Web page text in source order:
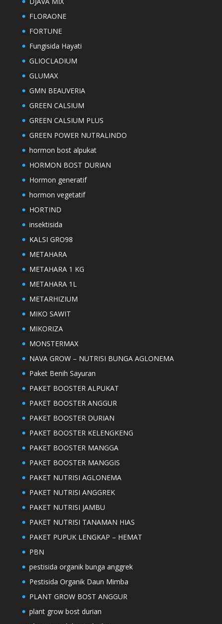
FLORAONE
FORTUNE
Fungisida Hayati
GLIOCLADIUM
GLUMAX
GMN BEAUVERIA
GREEN CALSIUM
GREEN CALSIUM PLUS
GREEN POWER NUTRALINDO
hormon bost alpukat
HORMON BOST DURIAN
Hormon generatif
hormon vegetatif
HORTIND
insektisida
KALSI GRO98
METAHARA
METAHARA 1 KG
METAHARA 1L
METARHIZIUM
MIKO SAWIT
MIKORIZA
MONSTERMAX
NAVA GROW – NUTRISI BUNGA AGLONEMA
Paket Benih Sayuran
PAKET BOOSTER ALPUKAT
PAKET BOOSTER ANGGUR
PAKET BOOSTER DURIAN
PAKET BOOSTER KELENGKENG
PAKET BOOSTER MANGGA
PAKET BOOSTER MANGGIS
PAKET NUTRISI AGLONEMA
PAKET NUTRISI ANGGREK
PAKET NUTRISI JAMBU
PAKET NUTRISI TANAMAN HIAS
PAKET PUPUK LENGKAP – HEMAT
PBN
pestisida organik bunga anggrek
Pestisida Organik Daun Mimba
PLANT GROW BOST ANGGUR
plant grow bost durian